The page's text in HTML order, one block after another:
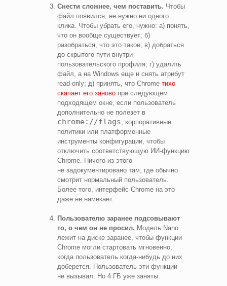
Снести сложнее, чем поставить. Чтобы
файл появился, не нужно ни одного
клика. Чтобы убрать его, нужно: а) понять,
что он вообще существует; б)
разобраться, что это такое; в) добраться
до скрытого пути внутри
пользовательского профиля; г) удалить
файл, а на Windows еще и снять атрибут
read‑only; д) принять, что Chrome тихо
скачает его заново при следующем
подходящем окне, если пользователь
дополнительно не полезет в
chrome://flags, корпоративные
политики или платформенные
инструменты конфигурации, чтобы
отключить соответствующую ИИ‑функцию
Chrome. Ничего из этого
не задокументировано там, где обычно
смотрит нормальный пользователь.
Более того, интерфейс Chrome на это
даже не намекает.
Пользователю заранее подсовывают
то, о чем он не просил. Модель Nano
лежит на диске заранее, чтобы функции
Chrome могли стартовать мгновенно,
когда пользователь когда‑нибудь до них
доберется. Пользователь эти функции
не вызывал. Но 4 ГБ уже заняты.